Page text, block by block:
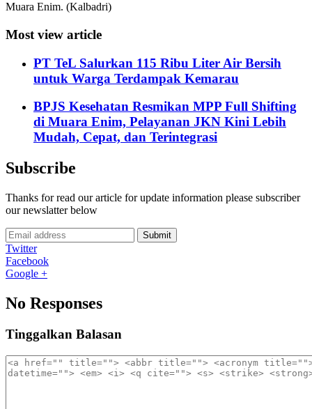
Muara Enim. (Kalbadri)
Most view article
PT TeL Salurkan 115 Ribu Liter Air Bersih
untuk Warga Terdampak Kemarau
BPJS Kesehatan Resmikan MPP Full Shifting
di Muara Enim, Pelayanan JKN Kini Lebih
Mudah, Cepat, dan Terintegrasi
Subscribe
Thanks for read our article for update information please subscriber
our newslatter below
Submit
Twitter
Facebook
Google +
No Responses
Tinggalkan Balasan